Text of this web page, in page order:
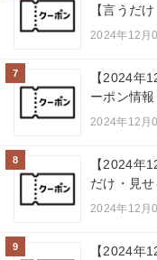
【言うだ
2024年12月
7
【2024年
ーポン情
2024年12月
8
【2024年
だけ・見せ
2024年12月
9
【2024年